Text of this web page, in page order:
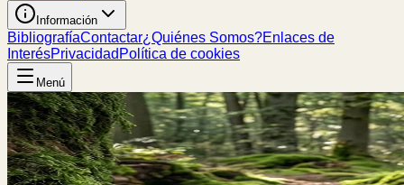
Información
BibliografíaContactar¿Quiénes Somos?Enlaces de
InterésPrivacidad Política de cookies
Menú